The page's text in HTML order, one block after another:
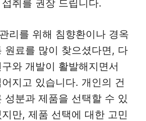
취를 권장 드립니다.
리를 위해 침향환이나 경옥
원료를 많이 찾으셨다면, 다
와 개발이 활발해지면서
지고 있습니다. 개인의 건
성분과 제품을 선택할 수 있
만, 제품 선택에 대한 고민